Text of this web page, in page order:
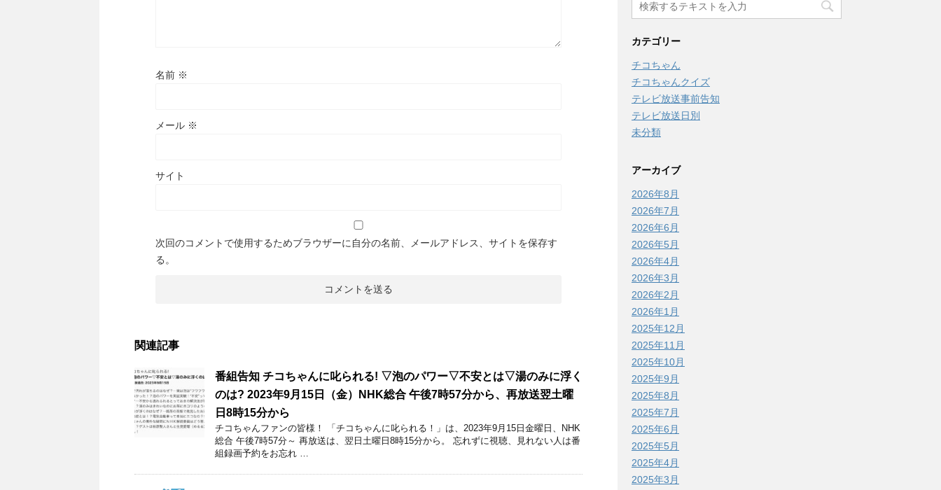
名前 ※
メール ※
サイト
次回のコメントで使用するためブラウザーに自分の名前、メールアドレス、サイトを保存す
る。
関連記事
番組告知 チコちゃんに叱られる! ▽泡のパワー▽不安とは▽湯のみに浮く
のは? 2023年9月15日（金）NHK総合 午後7時57分から、再放送翌土曜
日8時15分から
チコちゃんファンの皆様！ 「チコちゃんに叱られる！」​は、2023年9月15日金曜日、NHK
総合 午後7時57分～ 再放送は、翌日土曜日8時15分から。 忘れずに視聴、見れない人は番
組録画予約をお忘れ …
カテゴリー
チコちゃん
チコちゃんクイズ
テレビ放送事前告知
テレビ放送日別
未分類
アーカイブ
2026年8月
2026年7月
2026年6月
2026年5月
2026年4月
2026年3月
2026年2月
2026年1月
2025年12月
2025年11月
2025年10月
2025年9月
2025年8月
2025年7月
2025年6月
2025年5月
2025年4月
2025年3月